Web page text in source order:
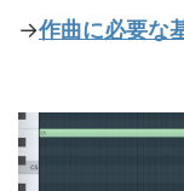
→作曲に必要な